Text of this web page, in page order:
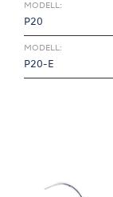
MODELL:
P20
MODELL:
P20-E